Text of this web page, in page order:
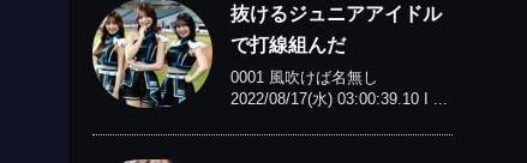
抜けるジュニアアイドル
で打線組んだ
0001 風吹けば名無し
2022/08/17(水) 03:00:39.10 I ...